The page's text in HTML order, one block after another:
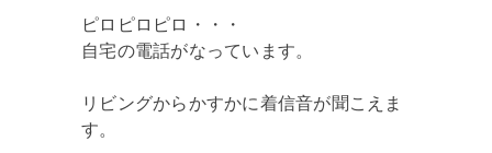
ピロピロピロ・・・
自宅の電話がなっています。
リビングからかすかに着信音が聞こえま
す。